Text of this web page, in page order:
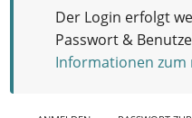
Der Login erfolgt
Passwort &
Informationen zum